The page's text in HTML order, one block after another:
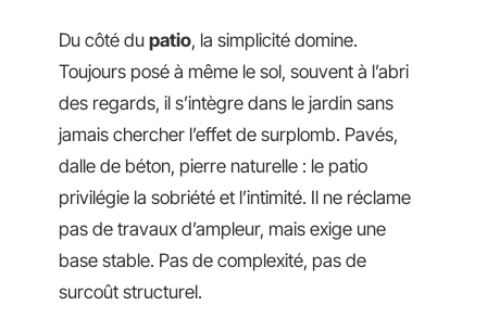
Du côté du patio, la simplicité domine.
Toujours posé à même le sol, souvent à l’abri
des regards, il s’intègre dans le jardin sans
jamais chercher l’effet de surplomb. Pavés,
dalle de béton, pierre naturelle : le patio
privilégie la sobriété et l’intimité. Il ne réclame
pas de travaux d’ampleur, mais exige une
base stable. Pas de complexité, pas de
surcoût structurel.